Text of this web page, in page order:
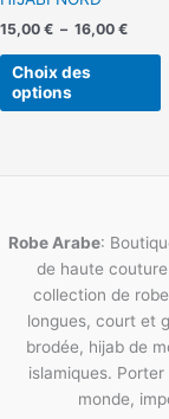
15,00 € – 16,00 €
Choix des
options
la
du
Robe Arabe:
de haute
collection de
longues, court et
brodée, hijab de
islamiques.
monde,